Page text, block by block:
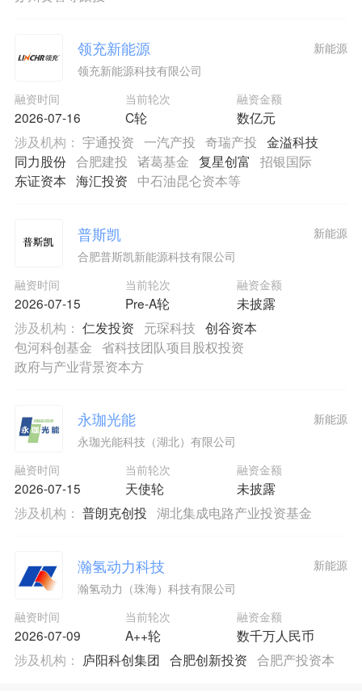
领充新能源
领充新能源科技有限公司
融资时间
2026-07-16
当前轮次
C轮
融资金额
数亿元
新能源
涉及机构： 宇通投资 一汽产投 奇瑞产投 金溢科技
同力股份 合肥建投 诸葛基金 复星创富
招银国际
东证资本 海汇投资 中石油昆仑资本等
普斯凯
合肥普斯凯新能源科技有限公司
融资时间
2026-07-15
当前轮次
Pre-A轮
融资金额
未披露
新能源
涉及机构： 仁发投资 元琛科技 创谷资本
包河科创基金
省科技团队项目股权投资
政府与产业背景资本方
永珈光能
永珈光能科技（湖北）有限公司
融资时间
2026-07-15
当前轮次
天使轮
融资金额
未披露
新能源
涉及机构： 普朗克创投 湖北集成电路产业投资基金
瀚氢动力科技
瀚氢动力（珠海）科技有限公司
融资时间
2026-07-09
当前轮次
A++轮
融资金额
数千万人民币
新能源
涉及机构： 庐阳科创集团 合肥创新投资 合肥产投资本